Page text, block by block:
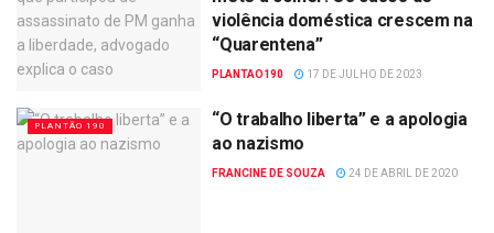
violência doméstica crescem na
“Quarentena”
PLANTAO190 17 DE JULHO DE 2023
PLANTÃO 190
“O trabalho liberta” e a apologia
ao nazismo
FRANCINE DE SOUZA 24 DE ABRIL DE 2020